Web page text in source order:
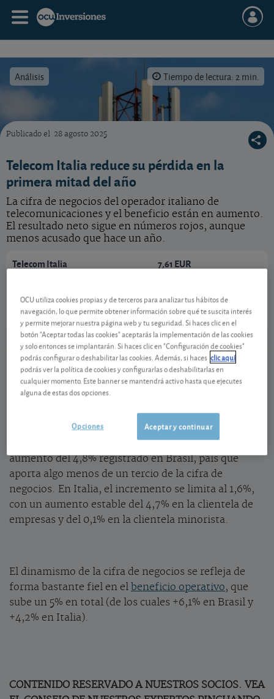
Análisis Tiempo de lectura: 2 min.
Publicado el 28 agosto 2025
Telecom Italia reduce su pérdida en la
primera mitad del año
La cifra de negocios del operador italiano de
telecomunicaciones y el beneficio están en aumento.
El resultado neto sigue en números rojos, aunque
menos acusado que hace un año.
Telecom Italia
06/08/2026 Milán
7,61 EUR
Ver detalladamente
Dinamismo semestral
En el primer semestre, los ingresos de
crecieron un 2,7%, teniendo en cuenta los
cambios ocurridos en la estructura del grupo. Un
crecimiento logrado principalmente gracias al
aumento del 4,8% registrado en Brasil, país que
aporta algo menos de un tercio de la cifra de
negocios. En Italia, el incremento se limita al 1,6%,
con un aumento estable del 4,7% en la clientela de
empresas y del 0,1% en la clientela minorista.
El dinamismo de la cifra de negocios se refleja de
forma bastante fiel en el beneficio operativo, que
sube un 5% en total (de los cuales +6,1% en Brasil y
+4,2% en Italia).
CONTENIDO RESERVADO A NUESTROS SOCIOS. VEA
OCU utiliza cookies propias y de terceros para analizar tus hábitos de
navegación, lo que permite obtener información sobre qué te suscita interés
y permite mejorar nuestra página web y tu seguridad. Si haces clic en el
botón "Aceptar todas las cookies" aceptarás la implementación de las cookies
y solo entonces se implantarán. Si haces clic en "Configuración de cookies"
podrás configurar o deshabilitar las cookies. Además, si haces clic aquí
podrás ver la política de cookies y configurarlas o deshabilitarlas en
cualquier momento. Este banner se mantendrá activo hasta que ejecutes
alguna de estas dos opciones.
Aceptar y continuar
Opciones